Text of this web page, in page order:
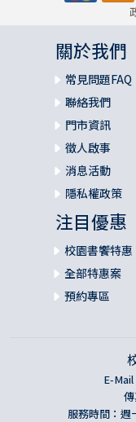
關於我們
常見問題FAQ
聯絡我們
門市資訊
徵人啟事
消息活動
隱私權政策
注目優惠
校園書饗特惠
全部特惠案
預約專區
E-Mail
服務時間：週